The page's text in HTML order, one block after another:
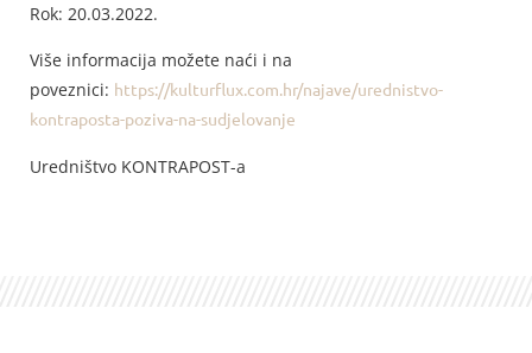
Rok: 20.03.2022.
Više informacija možete naći i na
poveznici: https://kulturflux.com.hr/najave/urednistvo-
kontraposta-poziva-na-sudjelovanje
Uredništvo KONTRAPOST-a